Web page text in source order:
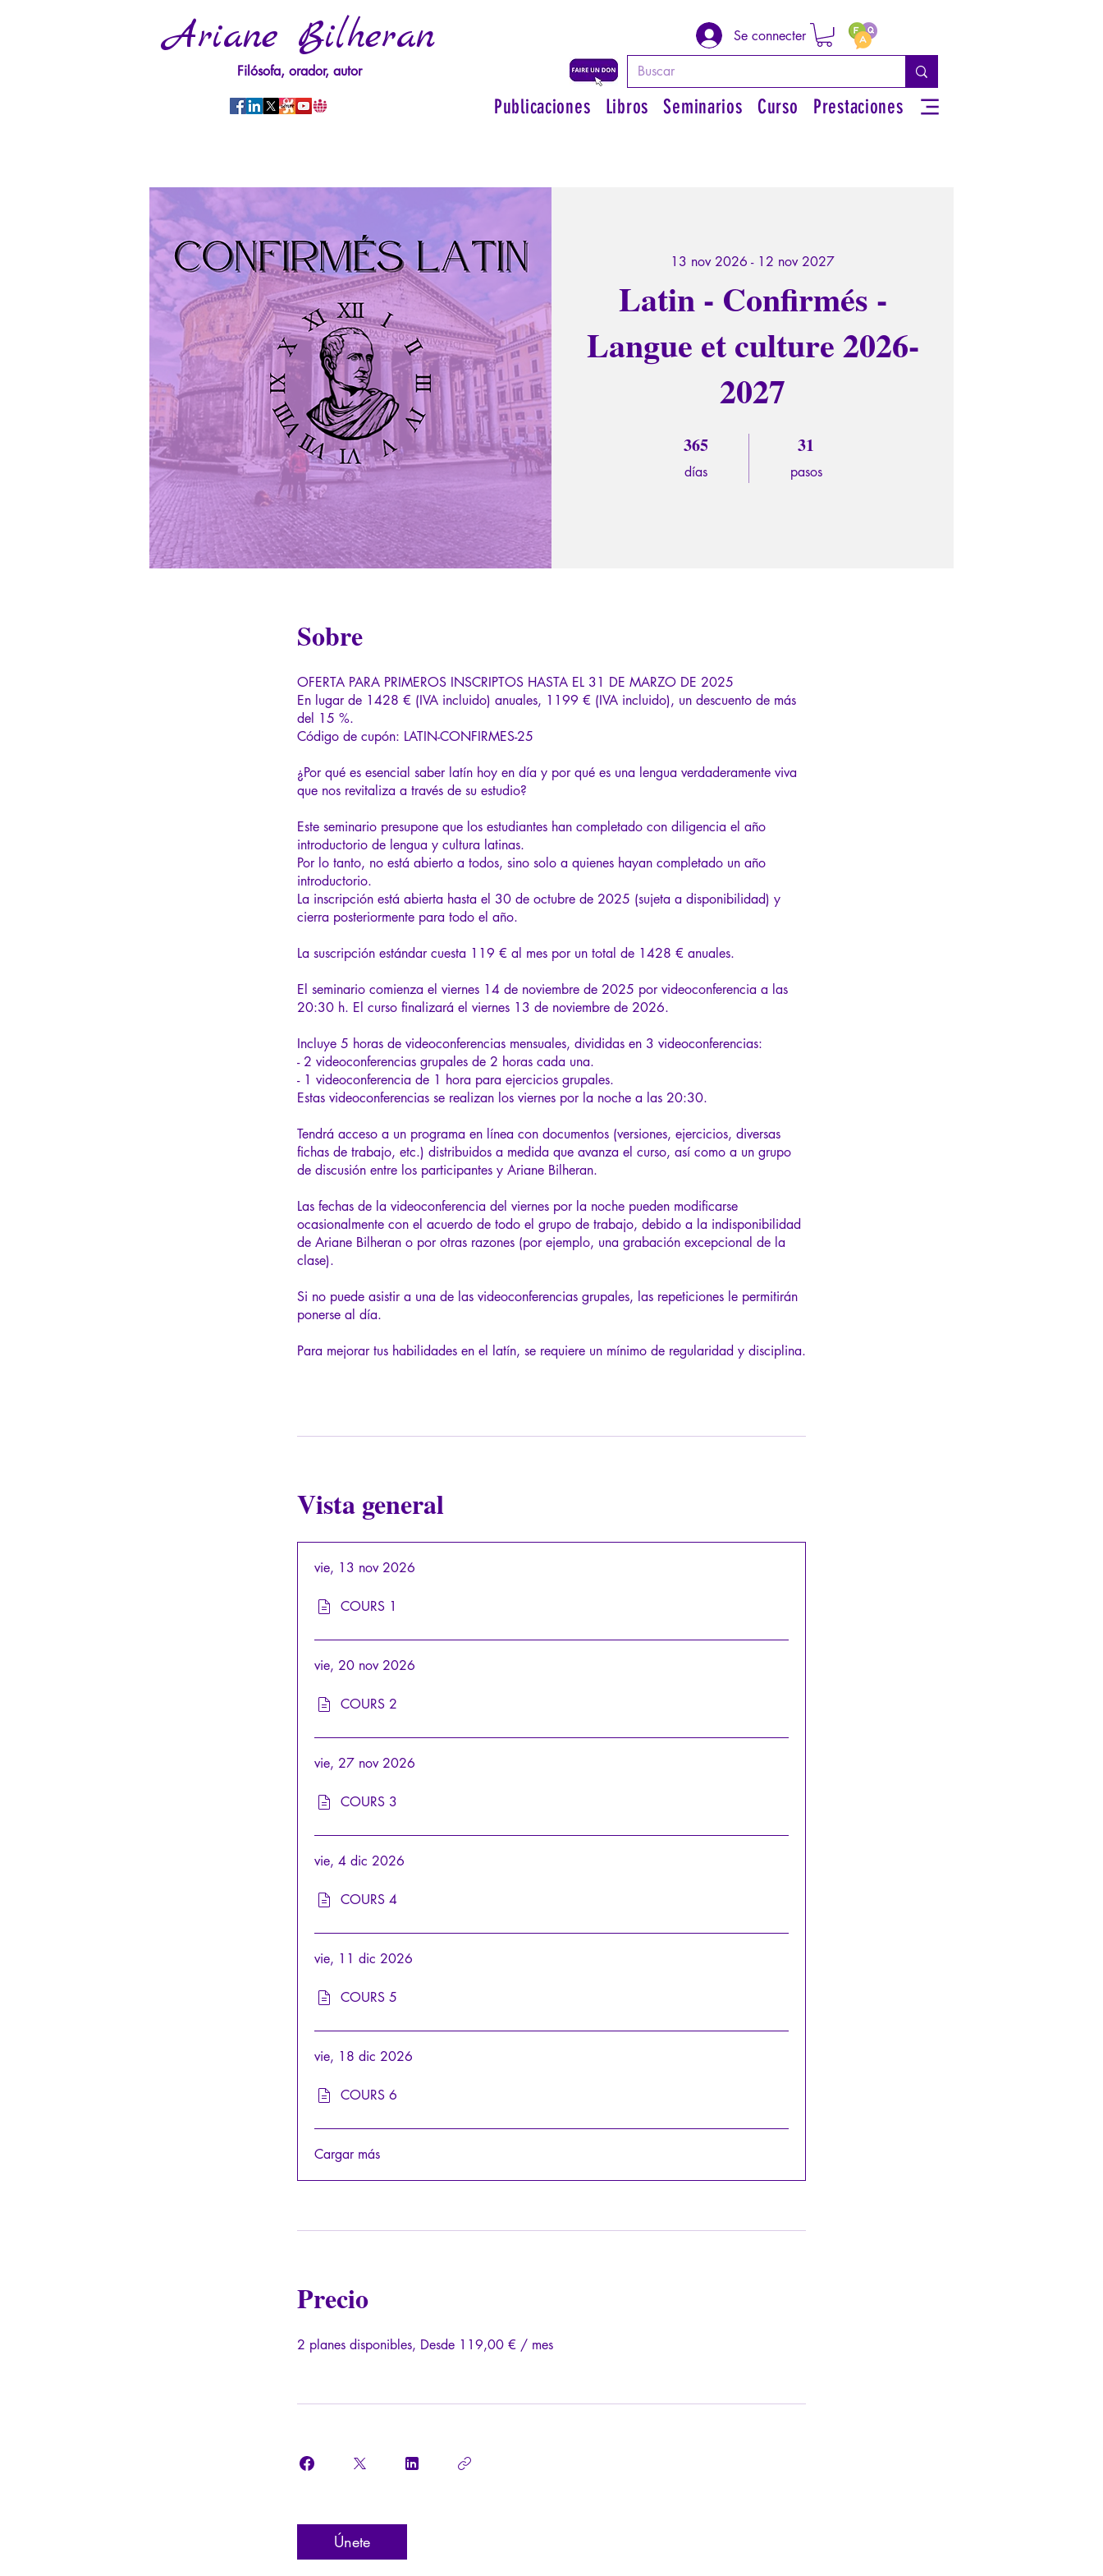
Ariane Bilheran
Filósofa, orador, autor
Se connecter
Publicaciones Libros Seminarios Curso Prestaciones
Latin - Confirmés -
Langue et culture 2026-
2027
13 nov 2026 - 12 nov 2027
365
días
365 días 31
pasos
31 pasos
Sobre
OFERTA PARA PRIMEROS INSCRIPTOS HASTA EL 31 DE MARZO DE 2025
En lugar de 1428 € (IVA incluido) anuales, 1199 € (IVA incluido), un descuento de más
del 15 %.
Código de cupón: LATIN-CONFIRMES-25
¿Por qué es esencial saber latín hoy en día y por qué es una lengua verdaderamente viva
que nos revitaliza a través de su estudio?
Este seminario presupone que los estudiantes han completado con diligencia el año
introductorio de lengua y cultura latinas.
Por lo tanto, no está abierto a todos, sino solo a quienes hayan completado un año
introductorio.
La inscripción está abierta hasta el 30 de octubre de 2025 (sujeta a disponibilidad) y
cierra posteriormente para todo el año.
La suscripción estándar cuesta 119 € al mes por un total de 1428 € anuales.
El seminario comienza el viernes 14 de noviembre de 2025 por videoconferencia a las
20:30 h. El curso finalizará el viernes 13 de noviembre de 2026.
Incluye 5 horas de videoconferencias mensuales, divididas en 3 videoconferencias:
- 2 videoconferencias grupales de 2 horas cada una.
- 1 videoconferencia de 1 hora para ejercicios grupales.
Estas videoconferencias se realizan los viernes por la noche a las 20:30.
Tendrá acceso a un programa en línea con documentos (versiones, ejercicios, diversas
fichas de trabajo, etc.) distribuidos a medida que avanza el curso, así como a un grupo
de discusión entre los participantes y Ariane Bilheran.
Las fechas de la videoconferencia del viernes por la noche pueden modificarse
ocasionalmente con el acuerdo de todo el grupo de trabajo, debido a la indisponibilidad
de Ariane Bilheran o por otras razones (por ejemplo, una grabación excepcional de la
clase).
Si no puede asistir a una de las videoconferencias grupales, las repeticiones le permitirán
ponerse al día.
Para mejorar tus habilidades en el latín, se requiere un mínimo de regularidad y disciplina.
Vista general
vie, 13 nov 2026
COURS 1
vie, 20 nov 2026
COURS 2
vie, 27 nov 2026
COURS 3
vie, 4 dic 2026
COURS 4
vie, 11 dic 2026
COURS 5
vie, 18 dic 2026
COURS 6
Cargar más
Precio
2 planes disponibles, Desde 119,00 € / mes
Únete